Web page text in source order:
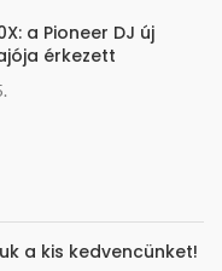
a Pioneer DJ új
érkezett
a kis kedvencünket!